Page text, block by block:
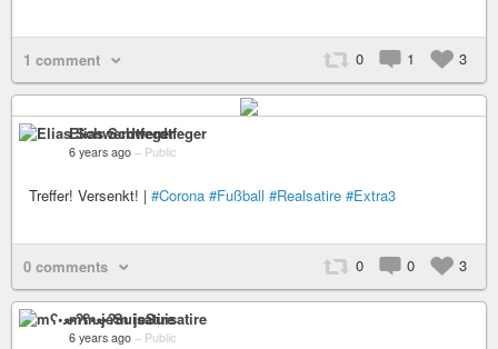
0 1 3
1 comment
Elias Schwerdtfeger
6 years ago – Public
Treffer! Versenkt! | #Corona #Fußball #Realsatire #Extra3
0 0 3
0 comments
mʕ•ﻌ•ʔm jeSuisatire
6 years ago – Public